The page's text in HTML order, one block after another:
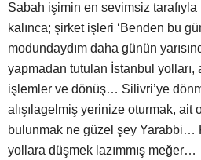
Sabah işimin en sevimsiz
kalınca; şirket işleri ‘Benden bu
modundaydım daha günün
yapmadan tutulan İstanbul yolları,
işlemler ve dönüş… Silivri’ye
alışılagelmiş yerinize oturmak, ait
bulunmak ne güzel şey Yarabbi…
yollara düşmek lazımmış meğer…